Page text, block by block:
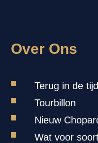
Over Ons
Terug in de
Tourbillon
Nieuw
Wat voor